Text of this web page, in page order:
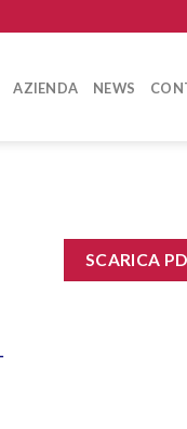
AZIENDA NEWS
SCARICA